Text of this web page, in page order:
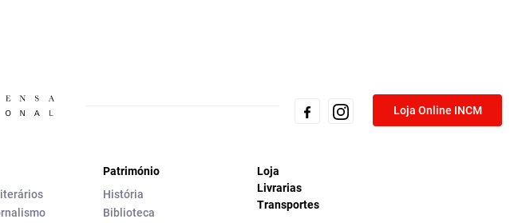
Loja Online INCM
Património
História
Biblioteca
Loja
Livrarias
Transportes